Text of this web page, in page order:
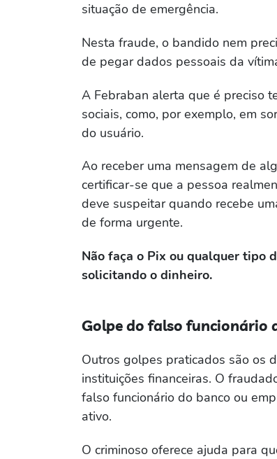
situação de emergência.
Nesta fraude, o bandido nem
de pegar dados pessoais da
A Febraban alerta que é preciso
sociais, como, por exemplo, em
do usuário.
Ao receber uma mensagem de
certificar-se que a pessoa
deve suspeitar quando recebe
de forma urgente.
Não faça o Pix ou qualquer tipo
solicitando o dinheiro.
Golpe do falso funcionário
Outros golpes praticados são os
instituições financeiras. O
falso funcionário do banco ou
ativo.
O criminoso oferece ajuda para